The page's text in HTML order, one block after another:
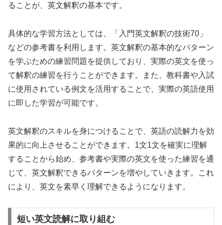
ることが、英文解釈の基本です。
具体的な学習方法としては、「入門英文解釈の技術70」
などの参考書を利用します。英文解釈の基本的なパターン
を学ぶための練習問題を提供しており、実際の英文を使っ
て解釈の練習を行うことができます。また、教科書や入試
に使用されている例文を活用することで、実際の英語使用
に即した学習が可能です。
英文解釈のスキルを身につけることで、英語の読解力を効
果的に向上させることができます。1文1文を確実に理解
することから始め、参考書や実際の英文を使った練習を通
じて、英文解釈できるパターンを増やしていきます。これ
により、英文を素早く理解できるようになります。
短い英文読解に取り組む